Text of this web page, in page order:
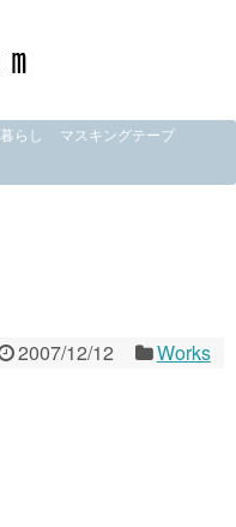
暮らし
マスキングテープ
2007/12/12 Works